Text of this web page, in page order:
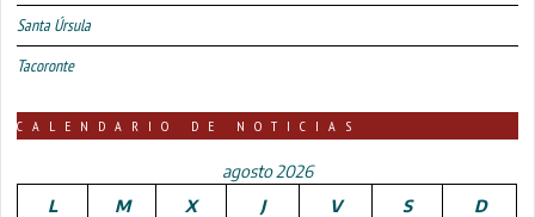
Santa Úrsula
Tacoronte
CALENDARIO DE NOTICIAS
agosto 2026
L
M X J V S D